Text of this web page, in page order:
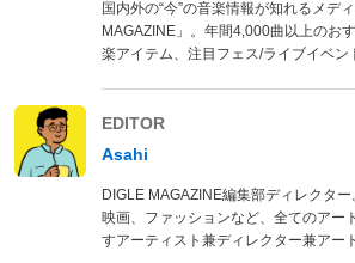
国内外の“今”の音楽情報が知れるメデ
MAGAZINE」。年間4,000曲以上のお
楽アイテム、注目フェス/ライブイベン
EDITOR
Asahi
DIGLE MAGAZINE編集部ディレクター
映画、ファッションなど、全てのアー
すアーティスト兼ディレクター兼アー